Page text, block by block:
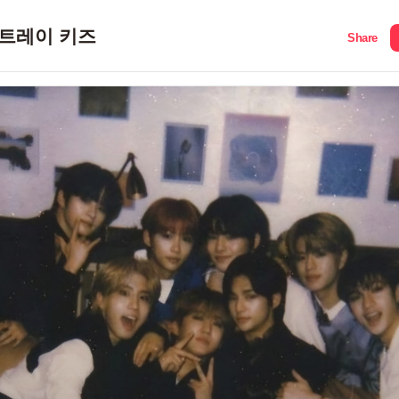
레이 키즈 Share